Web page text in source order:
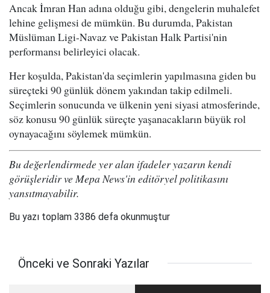
Ancak İmran Han adına olduğu gibi, dengelerin muhalefet
lehine gelişmesi de mümkün. Bu durumda, Pakistan
Müslüman Ligi-Navaz ve Pakistan Halk Partisi'nin
performansı belirleyici olacak.
Her koşulda, Pakistan'da seçimlerin yapılmasına giden bu
süreçteki 90 günlük dönem yakından takip edilmeli.
Seçimlerin sonucunda ve ülkenin yeni siyasi atmosferinde,
söz konusu 90 günlük süreçte yaşanacakların büyük rol
oynayacağını söylemek mümkün.
Bu değerlendirmede yer alan ifadeler yazarın kendi
görüşleridir ve Mepa News'in editöryel politikasını
yansıtmayabilir.
Bu yazı toplam 3386 defa okunmuştur
Önceki ve Sonraki Yazılar